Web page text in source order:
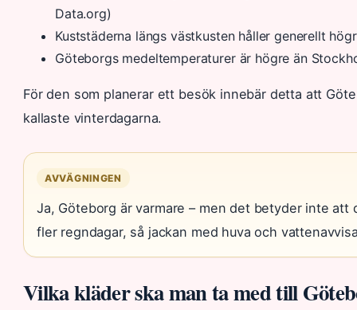
Data.org)
Kuststäderna längs västkusten håller generellt
Göteborgs medeltemperaturer är högre än
För den som planerar ett besök innebär detta att
kallaste vinterdagarna.
AVVÄGNINGEN
Ja, Göteborg är varmare – men det betyder inte
fler regndagar, så jackan med huva och
Vilka kläder ska man ta med till